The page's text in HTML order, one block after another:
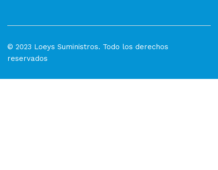
© 2023 Loeys Suministros. Todo los derechos
reservados